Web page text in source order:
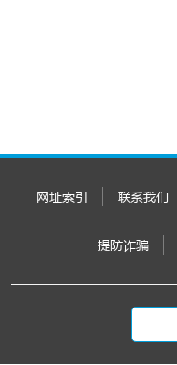
网址索引 联系我们
提防诈骗